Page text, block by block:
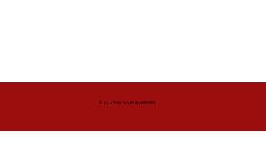
© 2024 by KAJA & JAMMIN'